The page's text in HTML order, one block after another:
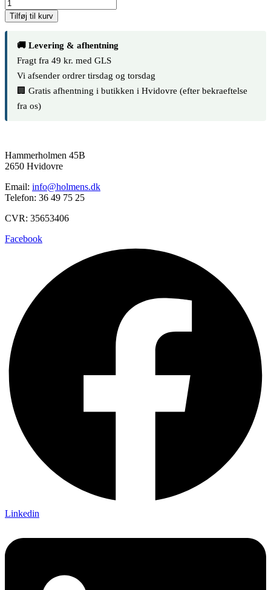
Tilføj til kurv
🚚 Levering & afhentning
Fragt fra 49 kr. med GLS
Vi afsender ordrer tirsdag og torsdag
🏢 Gratis afhentning i butikken i Hvidovre (efter bekraeftelse
fra os)
Hammerholmen 45B
2650 Hvidovre
Email: info@holmens.dk
Telefon: 36 49 75 25
CVR: 35653406
Facebook
Linkedin